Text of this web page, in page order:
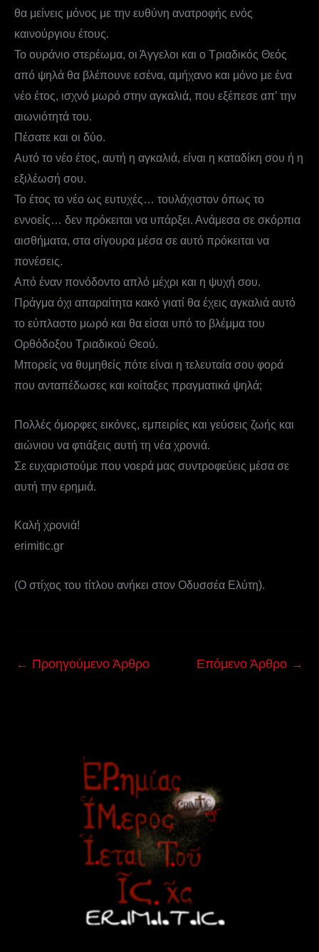
θα μείνεις μόνος με την ευθύνη ανατροφής ενός
καινούργιου έτους.
Το ουράνιο στερέωμα, οι Άγγελοι και ο Τριαδικός Θεός
από ψηλά θα βλέπουνε εσένα, αμήχανο και μόνο με ένα
νέο έτος, ισχνό μωρό στην αγκαλιά, που εξέπεσε απ’ την
αιωνιότητά του.
Πέσατε και οι δύο.
Αυτό το νέο έτος, αυτή η αγκαλιά, είναι η καταδίκη σου ή η
εξιλέωσή σου.
Το έτος το νέο ως ευτυχές… τουλάχιστον όπως το
εννοείς… δεν πρόκειται να υπάρξει. Ανάμεσα σε σκόρπια
αισθήματα, στα σίγουρα μέσα σε αυτό πρόκειται να
πονέσεις.
Από έναν πονόδοντο απλό μέχρι και η ψυχή σου.
Πράγμα όχι απαραίτητα κακό γιατί θα έχεις αγκαλιά αυτό
το εύπλαστο μωρό και θα είσαι υπό το βλέμμα του
Ορθόδοξου Τριαδικού Θεού.
Μπορείς να θυμηθείς πότε είναι η τελευταία σου φορά
που ανταπέδωσες και κοίταξες πραγματικά ψηλά;
Πολλές όμορφες εικόνες, εμπειρίες και γεύσεις ζωής και
αιώνιου να φτιάξεις αυτή τη νέα χρονιά.
Σε ευχαριστούμε που νοερά μας συντροφεύεις μέσα σε
αυτή την ερημιά.
Καλή χρονιά!
erimitic.gr
(Ο στίχος του τίτλου ανήκει στον Οδυσσέα Ελύτη).
← Προηγούμενο Άρθρο Επόμενο Άρθρο →